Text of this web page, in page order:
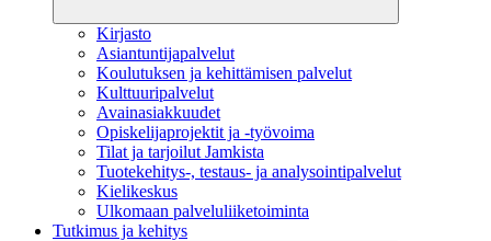
Kirjasto
Asiantuntijapalvelut
Koulutuksen ja kehittämisen palvelut
Kulttuuripalvelut
Avainasiakkuudet
Opiskelijaprojektit​ ja -työvoima
Tilat ja tarjoilut Jamkista
Tuotekehitys-, testaus- ja analysointipalvelut
Kielikeskus
Ulkomaan palveluliiketoiminta
Tutkimus ja kehitys